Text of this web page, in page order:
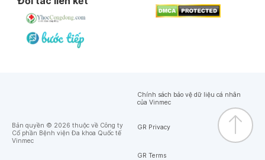
Bản quyền © 2026 thuộc về Công ty
Cổ phần Bệnh viện Đa khoa Quốc tế
Vinmec
Chính sách bảo vệ dữ liệu cá nhân
của Vinmec
GR Privacy
GR Terms